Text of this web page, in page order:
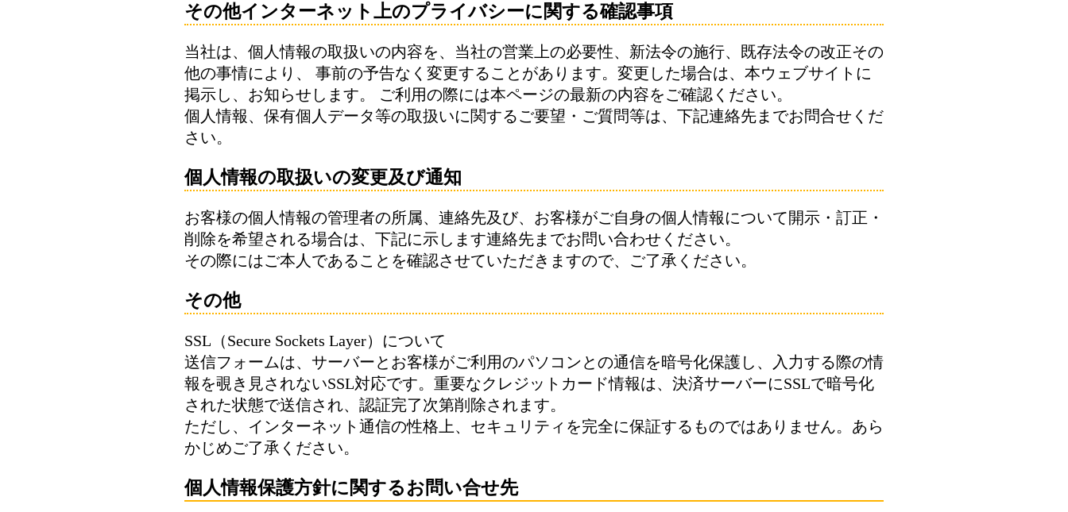
その他インターネット上のプライバシーに関する確認事項
当社は、個人情報の取扱いの内容を、当社の営業上の必要性、新法令の施行、既存法令の改正その
他の事情により、 事前の予告なく変更することがあります。変更した場合は、本ウェブサイトに
掲示し、お知らせします。 ご利用の際には本ページの最新の内容をご確認ください。
個人情報、保有個人データ等の取扱いに関するご要望・ご質問等は、下記連絡先までお問合せくだ
さい。
個人情報の取扱いの変更及び通知
お客様の個人情報の管理者の所属、連絡先及び、お客様がご自身の個人情報について開示・訂正・
削除を希望される場合は、下記に示します連絡先までお問い合わせください。
その際にはご本人であることを確認させていただきますので、ご了承ください。
その他
SSL（Secure Sockets Layer）について
送信フォームは、サーバーとお客様がご利用のパソコンとの通信を暗号化保護し、入力する際の情
報を覗き見されないSSL対応です。重要なクレジットカード情報は、決済サーバーにSSLで暗号化
された状態で送信され、認証完了次第削除されます。
ただし、インターネット通信の性格上、セキュリティを完全に保証するものではありません。あら
かじめご了承ください。
個人情報保護方針に関するお問い合せ先